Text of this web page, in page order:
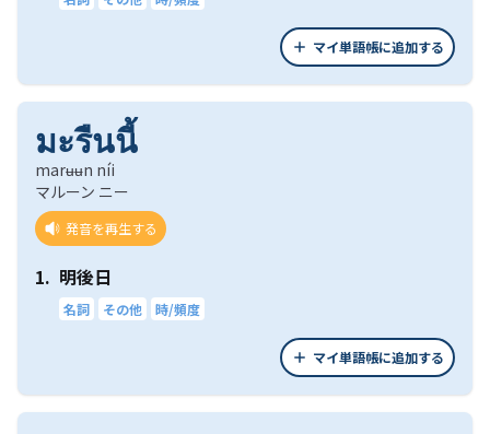
マイ単語帳に追加する
มะรืนนี้
marʉʉn níi
マルーン ニー
発音を再生する
1. 明後日
名詞 その他 時/頻度
マイ単語帳に追加する